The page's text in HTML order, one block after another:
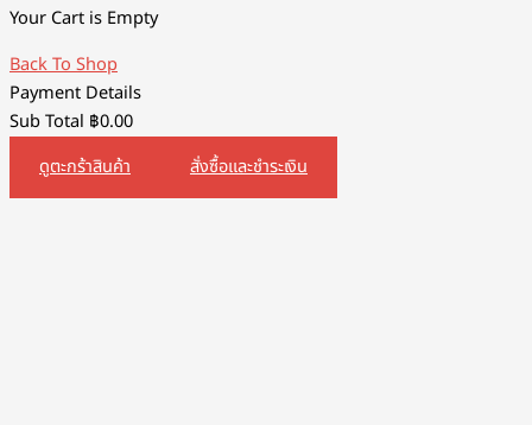
Your Cart is Empty
Back To Shop
Payment Details
Sub Total ฿0.00
ดูตะกร้าสินค้า
สั่งซื้อและชำระเงิน